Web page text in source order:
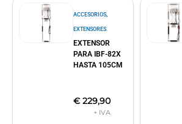
ACCESORIOS,
EXTENSORES
EXTENSOR
PARA IBF-82X
HASTA 105CM
€229,90